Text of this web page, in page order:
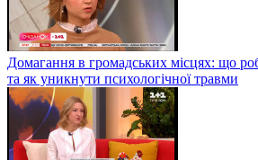
Домагання в громадських місцях: що
та як уникнути психологічної травми